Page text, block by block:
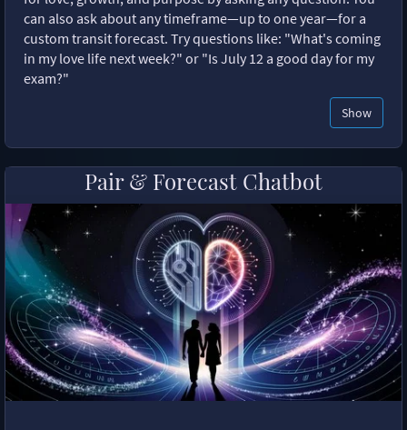
can also ask about any timeframe—up to one year—for a
custom transit forecast. Try questions like: "What's coming
in my love life next week?" or "Is July 12 a good day for my
exam?"
Show
Pair & Forecast Chatbot